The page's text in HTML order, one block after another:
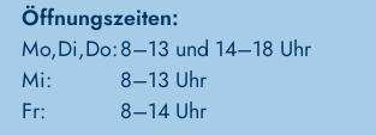
Öffnungszeiten:
Mo,Di,Do:8–13 und 14–18 Uhr
Mi:
8–13 Uhr
Fr:
8–14 Uhr